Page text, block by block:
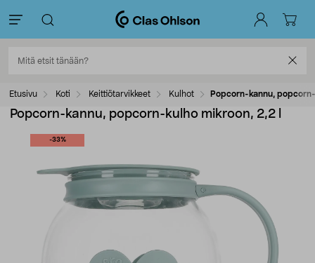
Etusivu Koti Keittiötarvikkeet Kulhot Popcorn-kannu,
Popcorn-kannu, popcorn-kulho mikroon, 2,2 l
-33%